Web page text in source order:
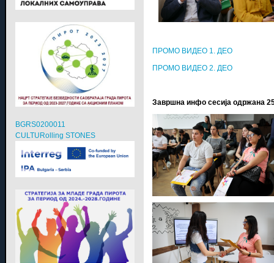
ПРОМО ВИДЕО 1. ДЕО
ПРОМО ВИДЕО 2. ДЕО
Завршна инфо сесија одржана
BGRS0200011
CULTURolling STONES